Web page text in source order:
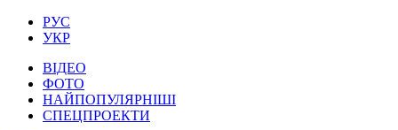
РУС
УКР
ВІДЕО
ФОТО
НАЙПОПУЛЯРНІШІ
СПЕЦПРОЕКТИ